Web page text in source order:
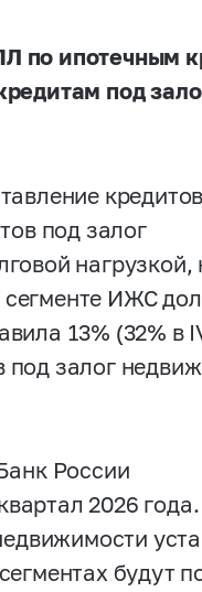
по ипотечным
под
кредитов
под залог
нагрузкой,
сегменте ИЖС
13% (32% в
под залог
России
2026
будут